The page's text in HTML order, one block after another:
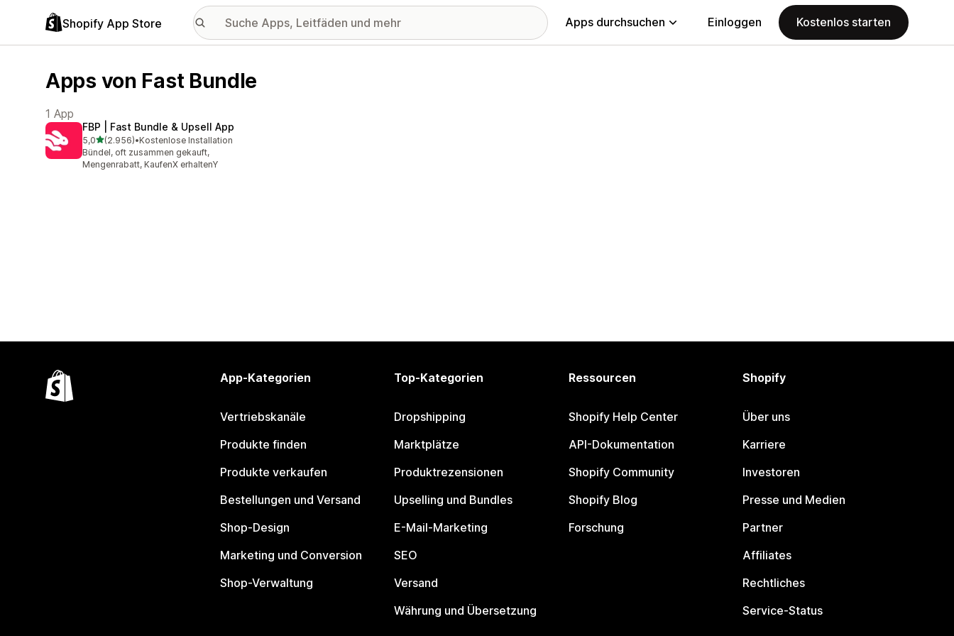
Shopify App Store Apps durchsuchen Einloggen Kostenlos starten
Apps von Fast Bundle
1 App
FBP | Fast Bundle & Upsell App
5,0von 5 Sternen
(2.956)
2956 Rezensionen insgesamt
•Kostenlose Installation
Bündel, oft zusammen gekauft,
Mengenrabatt, KaufenX erhaltenY
App-Kategorien
Vertriebskanäle
Produkte finden
Produkte verkaufen
Bestellungen und Versand
Shop-Design
Marketing und Conversion
Shop-Verwaltung
Top-Kategorien
Dropshipping
Marktplätze
Produktrezensionen
Upselling und Bundles
E-Mail-Marketing
SEO
Versand
Währung und Übersetzung
Ressourcen
Shopify Help Center
API-Dokumentation
Shopify Community
Shopify Blog
Forschung
Shopify
Über uns
Karriere
Investoren
Presse und Medien
Partner
Affiliates
Rechtliches
Service-Status